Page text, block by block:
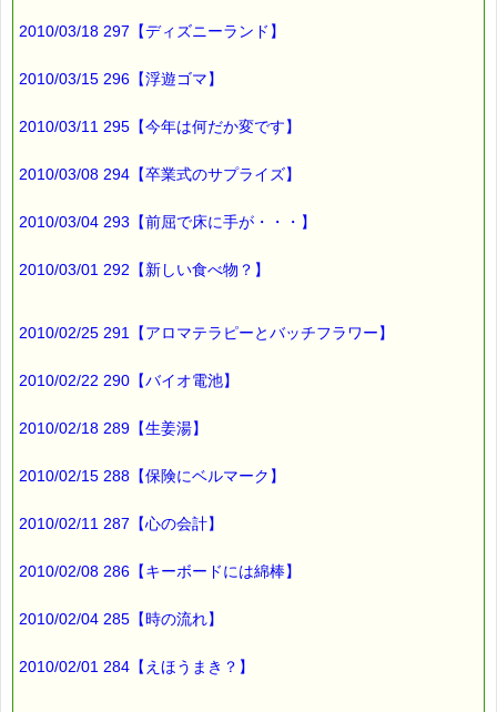
2010/03/18 297【ディズニーランド】
2010/03/15 296【浮遊ゴマ】
2010/03/11 295【今年は何だか変です】
2010/03/08 294【卒業式のサプライズ】
2010/03/04 293【前屈で床に手が・・・】
2010/03/01 292【新しい食べ物？】
2010/02/25 291【アロマテラピーとバッチフラワー】
2010/02/22 290【バイオ電池】
2010/02/18 289【生姜湯】
2010/02/15 288【保険にベルマーク】
2010/02/11 287【心の会計】
2010/02/08 286【キーボードには綿棒】
2010/02/04 285【時の流れ】
2010/02/01 284【えほうまき？】